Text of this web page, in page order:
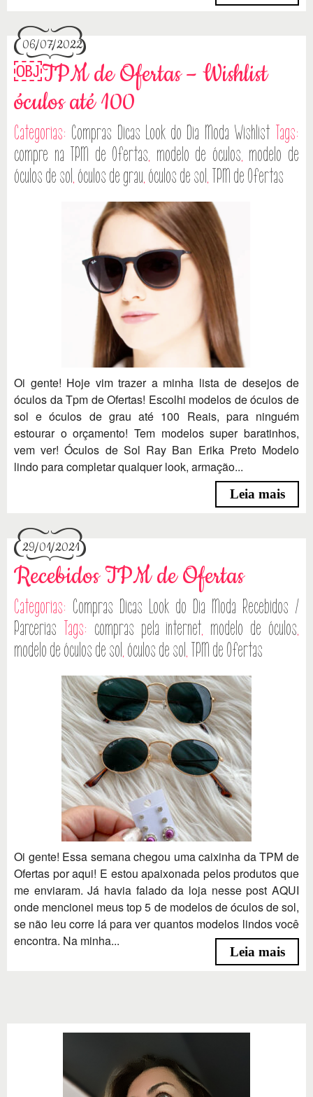
06/07/2022
￼TPM de Ofertas – Wishlist
óculos até 100
Categorias: Compras Dicas Look do Dia Moda Wishlist Tags:
compre na TPM de Ofertas, modelo de óculos, modelo de
óculos de sol, óculos de grau, óculos de sol, TPM de Ofertas
Oi gente! Hoje vim trazer a minha lista de desejos de
óculos da Tpm de Ofertas! Escolhi modelos de óculos de
sol e óculos de grau até 100 Reais, para ninguém
estourar o orçamento! Tem modelos super baratinhos,
vem ver! Óculos de Sol Ray Ban Erika Preto Modelo
lindo para completar qualquer look, armação...
Leia mais
29/01/2021
Recebidos TPM de Ofertas
Categorias: Compras Dicas Look do Dia Moda Recebidos /
Parcerias Tags: compras pela internet, modelo de óculos,
modelo de óculos de sol, óculos de sol, TPM de Ofertas
Oi gente! Essa semana chegou uma caixinha da TPM de
Ofertas por aqui! E estou apaixonada pelos produtos que
me enviaram. Já havia falado da loja nesse post AQUI
onde mencionei meus top 5 de modelos de óculos de sol,
se não leu corre lá para ver quantos modelos lindos você
encontra. Na minha...
Leia mais